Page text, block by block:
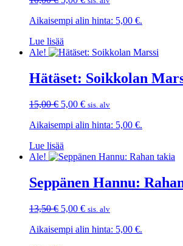
oli:
on:
Aikaisempi alin hinta: 5,00 €.
Lue lisää
Ale!
Hätäset: Soikkolan
15,00€ Alkuperäinen
oli:
5,00 €Nykyinen
on:
sis. alv
Aikaisempi alin hinta: 5,00 €.
Lue lisää
Ale!
Seppänen Hannu:
13,50€ Alkuperäinen
oli:
5,00 €Nykyinen
on:
sis. alv
Aikaisempi alin hinta: 5,00 €.